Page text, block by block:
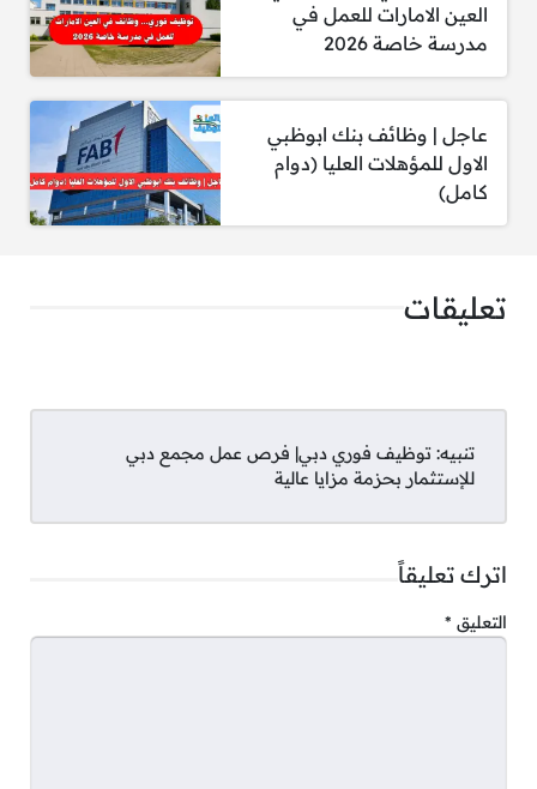
مجموعة أزاديا تعلن شغل في دبي وابوظبي برواتب مجزية
تليجرام)
العين الامارات للعمل في
مدرسة خاصة 2026
عاجل | وظائف بنك ابوظبي
الاول للمؤهلات العليا (دوام
كامل)
تعليقات
تنبيه: توظيف فوري دبي| فرص عمل مجمع دبي
للإستثمار بحزمة مزايا عالية
اترك تعليقاً
التعليق *